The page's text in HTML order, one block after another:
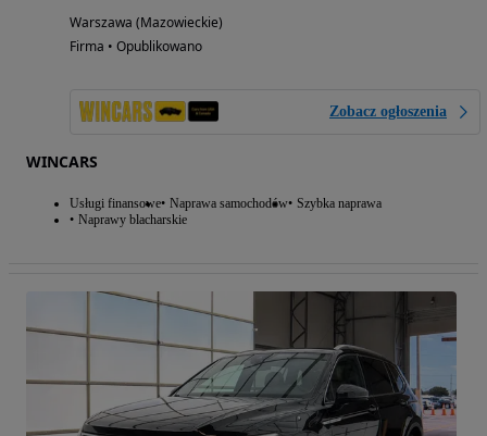
Warszawa (Mazowieckie)
Firma • Opublikowano
Zobacz ogłoszenia
WINCARS
Usługi finansowe Naprawa samochodów Szybka naprawa
Naprawy blacharskie